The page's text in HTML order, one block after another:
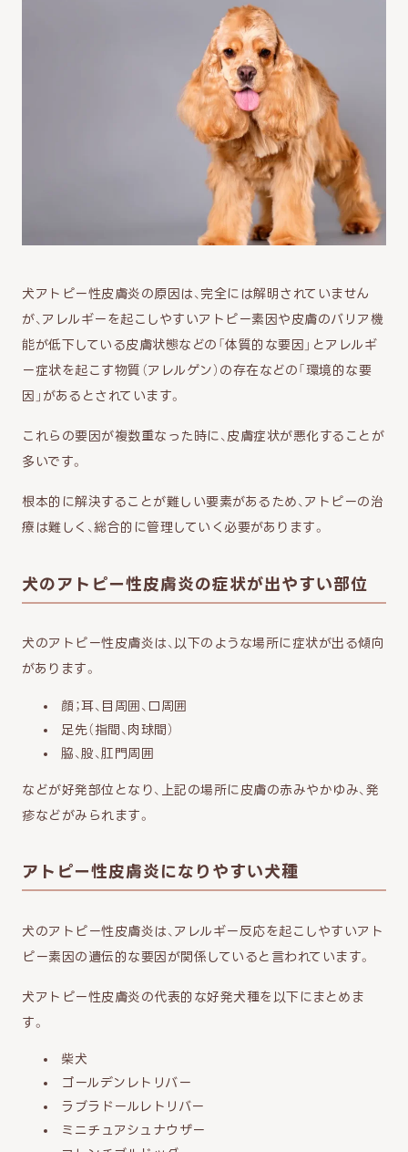
犬アトピー性皮膚炎の原因は、完全には解明されていません
が、アレルギーを起こしやすいアトピー素因や皮膚のバリア機
能が低下している皮膚状態などの「体質的な要因」とアレルギ
ー症状を起こす物質（アレルゲン）の存在などの「環境的な要
因」があるとされています。
これらの要因が複数重なった時に、皮膚症状が悪化することが
多いです。
根本的に解決することが難しい要素があるため、アトピーの治
療は難しく、総合的に管理していく必要があります。
犬のアトピー性皮膚炎の症状が出やすい部位
犬のアトピー性皮膚炎は、以下のような場所に症状が出る傾向
があります。
顔；耳、目周囲、口周囲
足先（指間、肉球間）
脇、股、肛門周囲
などが好発部位となり、上記の場所に皮膚の赤みやかゆみ、発
疹などがみられます。
アトピー性皮膚炎になりやすい犬種
犬のアトピー性皮膚炎は、アレルギー反応を起こしやすいアト
ピー素因の遺伝的な要因が関係していると言われています。
犬アトピー性皮膚炎の代表的な好発犬種を以下にまとめま
す。
柴犬
ゴールデンレトリバー
ラブラドールレトリバー
ミニチュアシュナウザー